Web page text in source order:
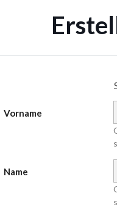
Vorname
Name